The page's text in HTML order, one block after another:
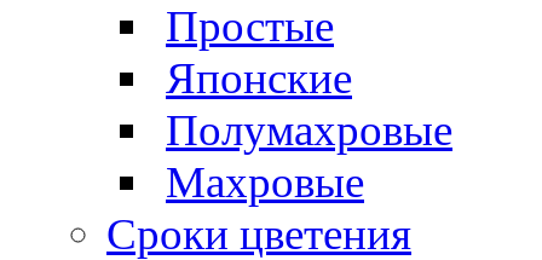
Простые
Японские
Полумахровые
Махровые
Сроки цветения